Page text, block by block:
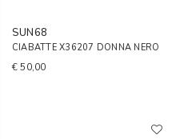
SUN68
CIABATTE X36207 DONNA NERO
€ 50,00